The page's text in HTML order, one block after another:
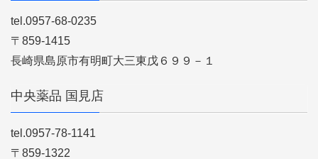
tel.0957-68-0235
〒859-1415
長崎県島原市有明町大三東戊６９９－１
中央薬品 国見店
tel.0957-78-1141
〒859-1322